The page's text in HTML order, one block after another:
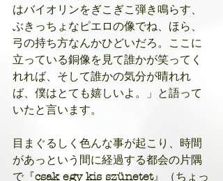
はバイオリンをぎこぎこ弾き鳴らす、
ぶきっちょなピエロの像でね、ほら、
弓の持ち方なんかひどいだろ。ここに
立っている銅像を見て誰かが笑ってく
れれば、そして誰かの気分が晴れれ
ば、僕はとても嬉しいよ。」と語って
いたと言います。
目まぐるしく色んな事が起こり、時間
があっという間に経過する都会の片隅
で『csak egy kis szünetet』（ちょっ